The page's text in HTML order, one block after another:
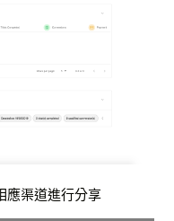
應渠道進行分享